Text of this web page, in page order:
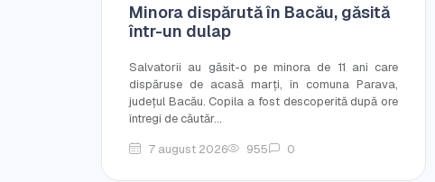
Minora dispărută în Bacău, găsită
într-un dulap
Salvatorii au găsit-o pe minora de 11 ani care
dispăruse de acasă marți, în comuna Parava,
județul Bacău. Copila a fost descoperită după ore
întregi de căutăr...
7 august 2026
955 0